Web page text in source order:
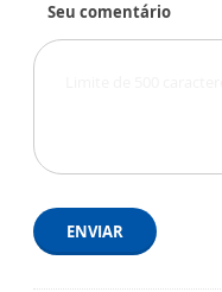
Seu comentário
ENVIAR